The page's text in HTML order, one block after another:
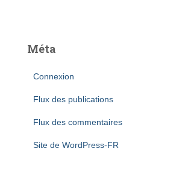
Méta
Connexion
Flux des publications
Flux des commentaires
Site de WordPress-FR